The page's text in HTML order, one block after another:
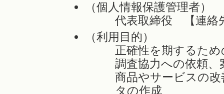
（個人情報保護管理者）
代表取締役 【連絡
（利用目的）
正確性を期するた
調査協力への依頼、
商品やサービスの
タの作成